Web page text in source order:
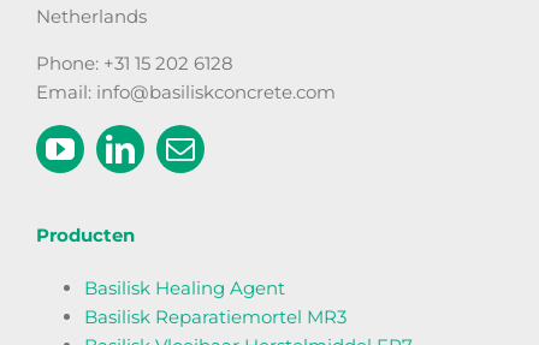
Netherlands
Phone: +31 15 202 6128
Email: info@basiliskconcrete.com
Producten
Basilisk Healing Agent
Basilisk Reparatiemortel MR3